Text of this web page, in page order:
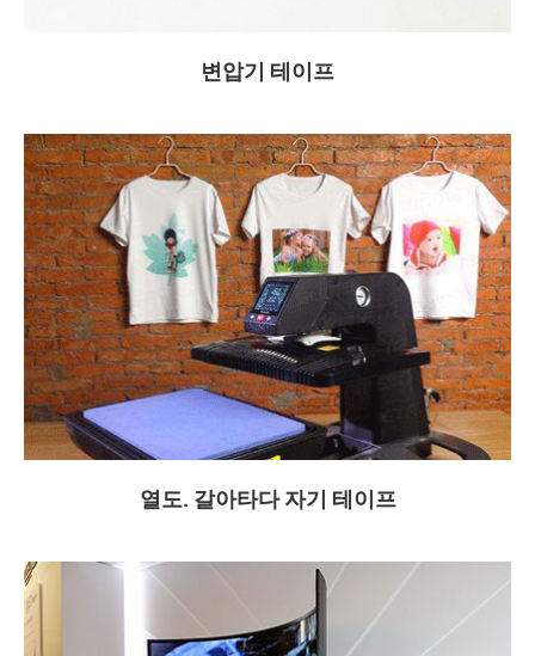
변압기 테이프
열도. 갈아타다 자기 테이프